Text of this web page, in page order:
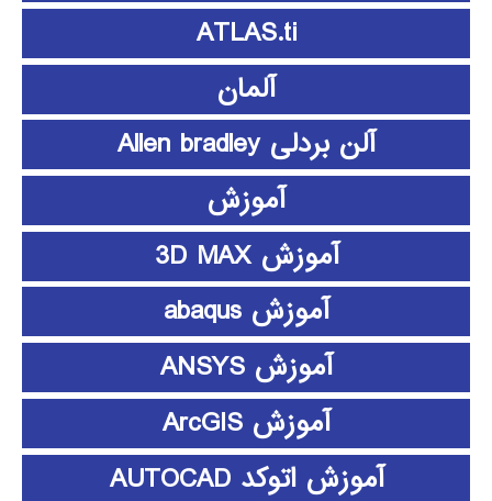
ATLAS.ti
آلمان
آلن بردلی Allen bradley
آموزش
آموزش 3D MAX
آموزش abaqus
آموزش ANSYS
آموزش ArcGIS
آموزش اتوکد AUTOCAD